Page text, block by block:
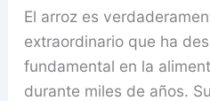
El arroz es
extraordinario que ha
fundamental en la
durante miles de años.